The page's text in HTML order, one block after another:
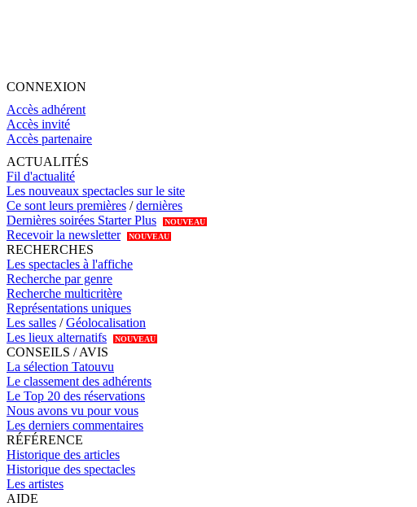
CONNEXION
Accès adhérent
Accès invité
Accès partenaire
ACTUALITÉS
Fil d'actualité
Les nouveaux spectacles sur le site
Ce sont leurs premières /dernières
Dernières soirées Starter Plus
NOUVEAU
Recevoir la newsletter NOUVEAU
RECHERCHES
Les spectacles à l'affiche
Recherche par genre
Recherche multicritère
Représentations uniques
Les salles /Géolocalisation
Les lieux alternatifs
NOUVEAU
CONSEILS / AVIS
La sélection Tatouvu
Le classement des adhérents
Le Top 20 des réservations
Nous avons vu pour vous
Les derniers commentaires
RÉFÉRENCE
Historique des articles
Historique des spectacles
Les artistes
AIDE